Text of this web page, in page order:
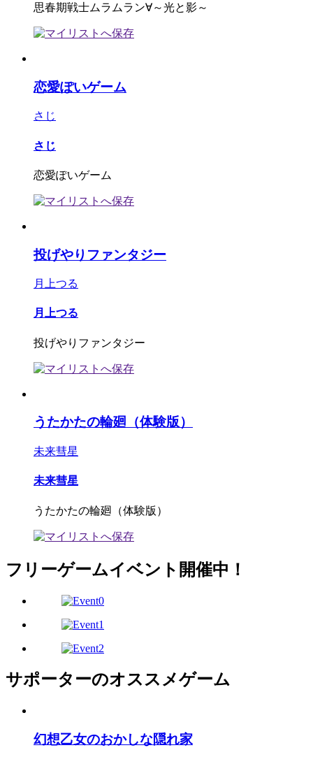
思春期戦士ムラムラン∀～光と影～
恋愛ぽいゲーム
さじ
さじ
恋愛ぽいゲーム
投げやりファンタジー
月上つる
月上つる
投げやりファンタジー
うたかたの輪廻（体験版）
未来彗星
未来彗星
うたかたの輪廻（体験版）
フリーゲームイベント開催中！
サポーターのオススメゲーム
幻想乙女のおかしな隠れ家